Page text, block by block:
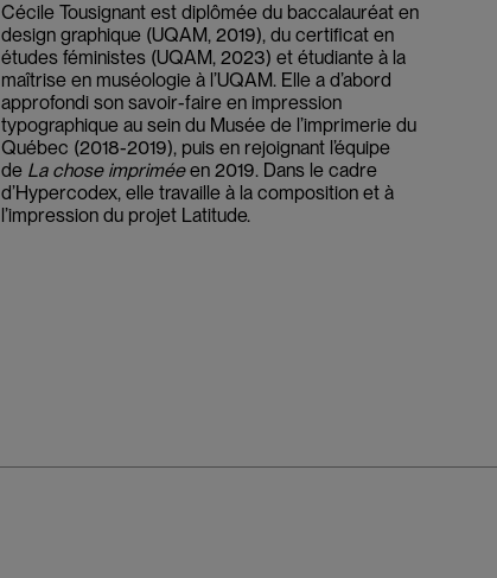
Cécile Tousignant est diplômée du baccalauréat en
design graphique (UQAM, 2019), du certificat en
études féministes (UQAM, 2023) et étudiante à la
maîtrise en muséologie à l’UQAM. Elle a d’abord
approfondi son savoir-faire en impression
typographique au sein du Musée de l’imprimerie du
Québec (2018-2019), puis en rejoignant l’équipe
de La chose impriméeen 2019. Dans le cadre
d’Hypercodex, elle travaille à la composition et à
l’impression du projet Latitude.